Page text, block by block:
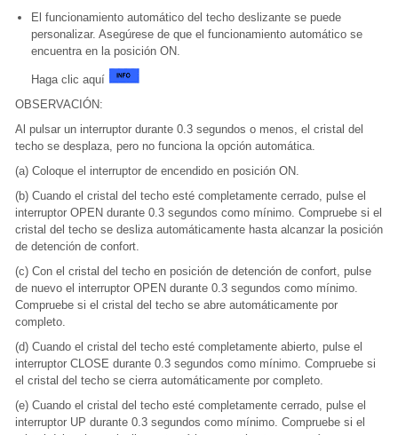
El funcionamiento automático del techo deslizante se puede
personalizar. Asegúrese de que el funcionamiento automático se
encuentra en la posición ON.
Haga clic aquí
OBSERVACIÓN:
Al pulsar un interruptor durante 0.3 segundos o menos, el cristal del
techo se desplaza, pero no funciona la opción automática.
(a) Coloque el interruptor de encendido en posición ON.
(b) Cuando el cristal del techo esté completamente cerrado, pulse el
interruptor OPEN durante 0.3 segundos como mínimo. Compruebe si el
cristal del techo se desliza automáticamente hasta alcanzar la posición
de detención de confort.
(c) Con el cristal del techo en posición de detención de confort, pulse
de nuevo el interruptor OPEN durante 0.3 segundos como mínimo.
Compruebe si el cristal del techo se abre automáticamente por
completo.
(d) Cuando el cristal del techo esté completamente abierto, pulse el
interruptor CLOSE durante 0.3 segundos como mínimo. Compruebe si
el cristal del techo se cierra automáticamente por completo.
(e) Cuando el cristal del techo esté completamente cerrado, pulse el
interruptor UP durante 0.3 segundos como mínimo. Compruebe si el